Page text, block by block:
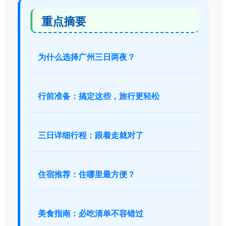
重点摘要
为什么选择广州三日两夜？
行前准备：搞定这些，旅行更轻松
三日详细行程：跟着走就对了
住宿推荐：住哪里最方便？
美食指南：必吃清单不容错过